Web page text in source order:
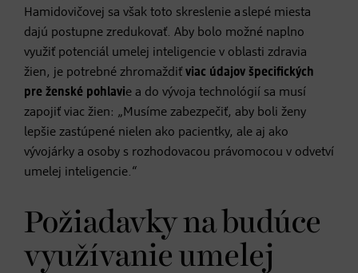
Hamidovičovej sa však toto skreslenie a slepé miesta
dajú postupne zredukovať. Aby bolo možné naplno
využiť potenciál umelej inteligencie v oblasti zdravia
žien, je potrebné zhromaždiť viac údajov špecifických
pre ženské pohlavie a do vývoja technológií sa musí
zapojiť viac žien: „Musíme zabezpečiť, aby boli ženy
lepšie zastúpené nielen ako pacientky, ale aj ako
vývojárky a osoby s rozhodovacou právomocou v odvetví
umelej inteligencie.“
Požiadavky na budúce
využívanie umelej